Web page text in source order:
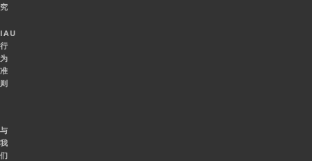
究
IAU
行
为
准
则
与
我
们